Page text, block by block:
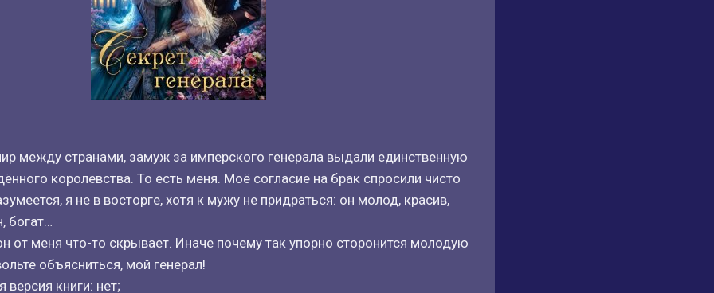
между странами, замуж за имперского генерала выдали единственную
королевства. То есть меня. Моё согласие на брак спросили чисто
я не в восторге, хотя к мужу не придраться: он молод, красив,
богат…
от меня что-то скрывает. Иначе почему так упорно сторонится молодую
объясниться, мой генерал!
версия книги: нет;